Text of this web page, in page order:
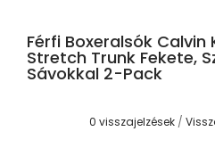
Férfi Boxeralsók Calvin
Stretch Trunk Fekete,
Sávokkal 2-Pack
0 visszajelzések /